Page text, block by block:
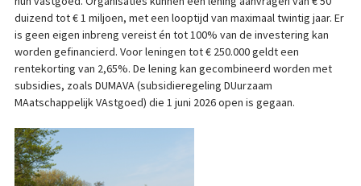
duizend tot € 1 miljoen, met een looptijd van maximaal twintig jaar. Er
is geen eigen inbreng vereist én tot 100% van de investering kan
worden gefinancierd. Voor leningen tot € 250.000 geldt een
rentekorting van 2,65%. De lening kan gecombineerd worden met
subsidies, zoals DUMAVA (subsidieregeling DUurzaam
MAatschappelijk VAstgoed) die 1 juni 2026 open is gegaan.